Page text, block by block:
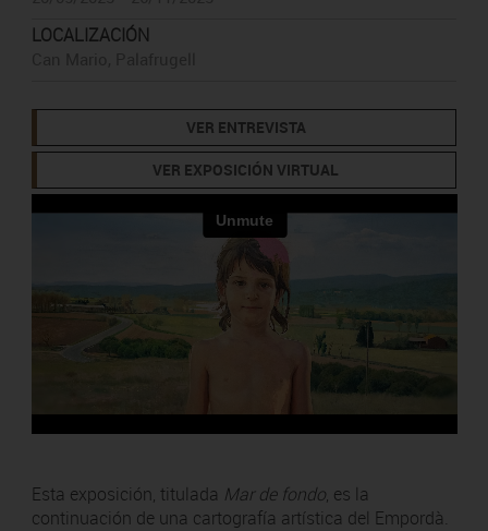
LOCALIZACIÓN
VER ENTREVISTA
VER EXPOSICIÓN VIRTUAL
Esta exposición, titulada Mar de fondo, es la
continuación de una cartografía artística del Empordà.